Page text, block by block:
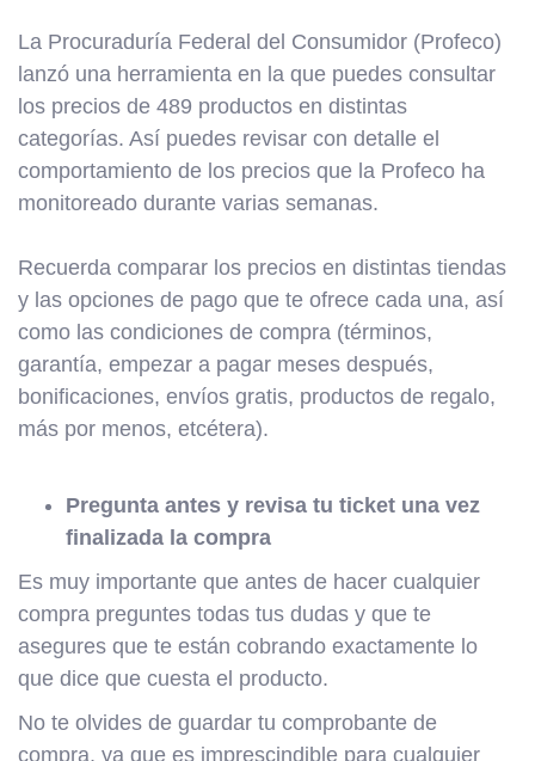
La Procuraduría Federal del Consumidor (Profeco)
lanzó una herramienta en la que puedes consultar
los precios de 489 productos en distintas
categorías. Así puedes revisar con detalle el
comportamiento de los precios que la Profeco ha
monitoreado durante varias semanas.
Recuerda comparar los precios en distintas tiendas
y las opciones de pago que te ofrece cada una, así
como las condiciones de compra (términos,
garantía, empezar a pagar meses después,
bonificaciones, envíos gratis, productos de regalo,
más por menos, etcétera).
Pregunta antes y revisa tu ticket una vez
finalizada la compra
Es muy importante que antes de hacer cualquier
compra preguntes todas tus dudas y que te
asegures que te están cobrando exactamente lo
que dice que cuesta el producto.
No te olvides de guardar tu comprobante de
compra, ya que es imprescindible para cualquier